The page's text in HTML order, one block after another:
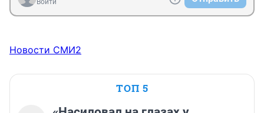
Войти
Новости СМИ2
ТОП 5